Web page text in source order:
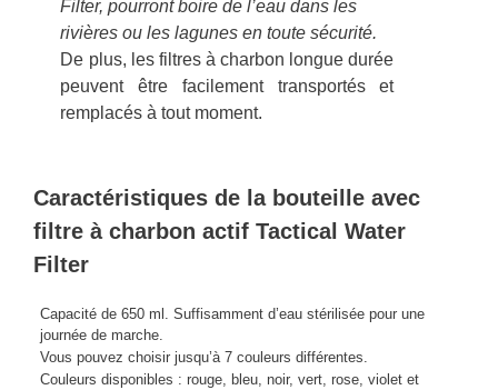
Filter, pourront boire de l’eau dans les
rivières ou les lagunes en toute sécurité.
De plus, les filtres à charbon longue durée
peuvent être facilement transportés et
remplacés à tout moment.
Caractéristiques de la bouteille avec
filtre à charbon actif Tactical Water
Filter
Capacité de 650 ml. Suffisamment d’eau stérilisée pour une
journée de marche.
Vous pouvez choisir jusqu’à 7 couleurs différentes.
Couleurs disponibles : rouge, bleu, noir, vert, rose, violet et